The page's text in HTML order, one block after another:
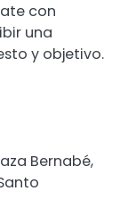
con
una
y objetivo.
Bernabé,